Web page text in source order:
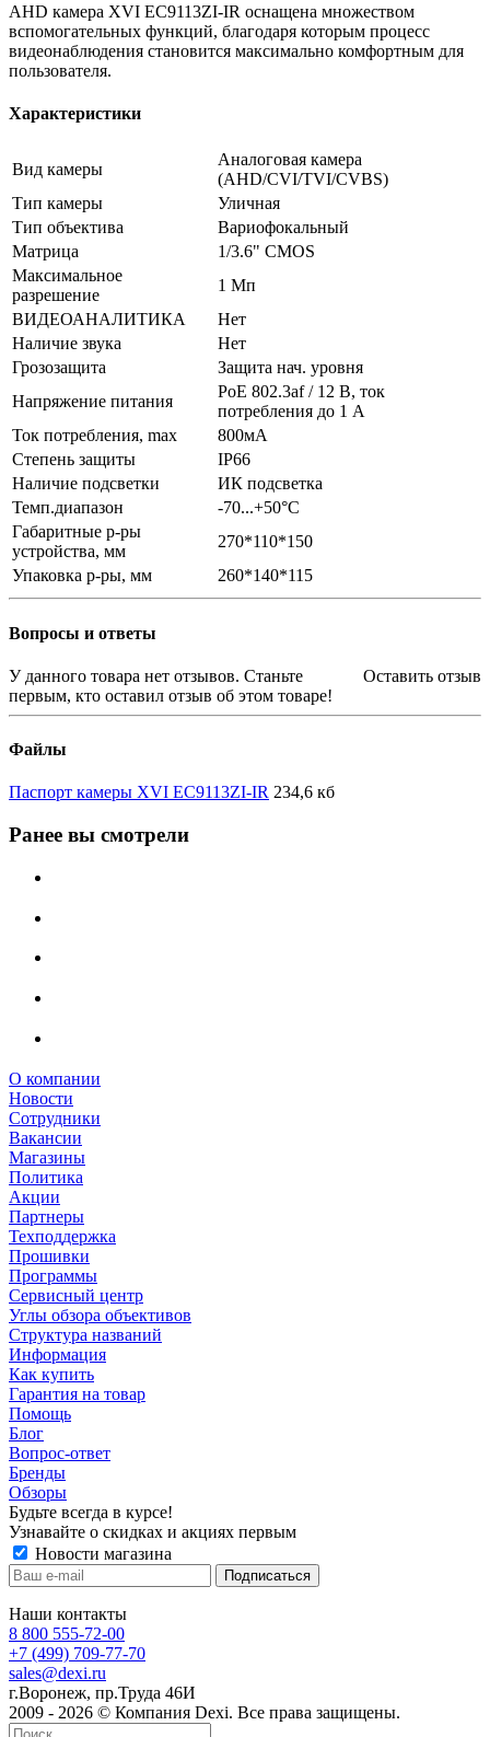
AHD камера XVI EC9113ZI-IR оснащена множеством
вспомогательных функций, благодаря которым процесс
видеонаблюдения становится максимально комфортным для
пользователя.
Характеристики
Вид камеры
Аналоговая камера
(AHD/CVI/TVI/CVBS)
Тип камеры
Уличная
Тип объектива
Вариофокальный
Матрица
1/3.6" CMOS
Максимальное
разрешение
1 Мп
ВИДЕОАНАЛИТИКА
Нет
Наличие звука
Нет
Грозозащита
Защита нач. уровня
Напряжение питания
PoE 802.3af / 12 В, ток
потребления до 1 А
Ток потребления, max
800мА
Степень защиты
IP66
Наличие подсветки
ИК подсветка
Темп.диапазон
-70...+50°С
Габаритные р-ры
устройства, мм
270*110*150
Упаковка р-ры, мм
260*140*115
Вопросы и ответы
Оставить отзыв
У данного товара нет отзывов. Станьте
первым, кто оставил отзыв об этом товаре!
Файлы
Паспорт камеры XVI EC9113ZI-IR 234,6 кб
Ранее вы смотрели
О компании
Новости
Сотрудники
Вакансии
Магазины
Политика
Акции
Партнеры
Техподдержка
Прошивки
Программы
Сервисный центр
Углы обзора объективов
Структура названий
Информация
Как купить
Гарантия на товар
Помощь
Блог
Вопрос-ответ
Бренды
Обзоры
Будьте всегда в курсе!
Узнавайте о скидках и акциях первым
Новости магазина
Наши контакты
8 800 555-72-00
+7 (499) 709-77-70
sales@dexi.ru
г.Воронеж, пр.Труда 46И
2009 - 2026 © Компания Dexi. Все права защищены.